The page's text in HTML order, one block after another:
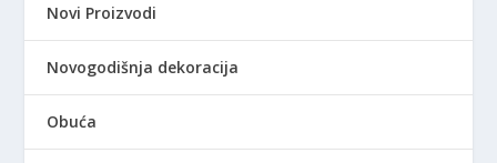
Novi Proizvodi
Novogodišnja dekoracija
Obuća